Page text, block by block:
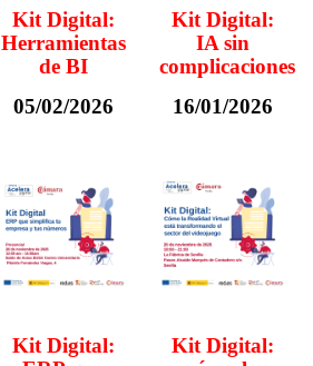
Kit Digital:
Herramientas
de BI
05/02/2026
Kit Digital:
IA sin
complicaciones
16/01/2026
Kit Digital:
Kit Digital: